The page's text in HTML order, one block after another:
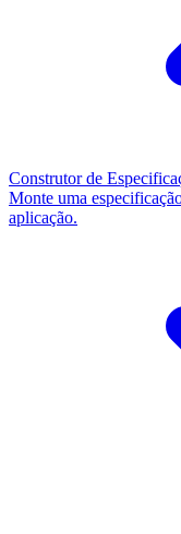
Construtor de
Monte uma
aplicação.